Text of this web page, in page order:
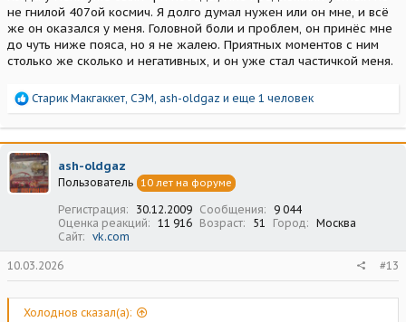
не гнилой 407ой космич. Я долго думал нужен или он мне, и всё
же он оказался у меня. Головной боли и проблем, он принёс мне
до чуть ниже пояса, но я не жалею. Приятных моментов с ним
столько же сколько и негативных, и он уже стал частичкой меня.
Р
а
к
ц
и
и
Старик Макгаккет, СЭМ, ash-oldgaz и еще 1 человек
ash-oldgaz
Пользователь 10 лет на форуме
Регистрация 30.12.2009 Сообщения
9 044
Оценка реакций
11 916 Возраст 51 Город
Москва
Сайт
vk.com
10.03.2026 #13
Холоднов сказал(а):